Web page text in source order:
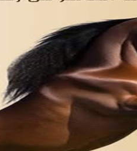
تواصل معنا
مدينة العاشر من رمضان
01221020029
055-4494429
055-4494406
055-4494414
info.triaeg@yahoo.com